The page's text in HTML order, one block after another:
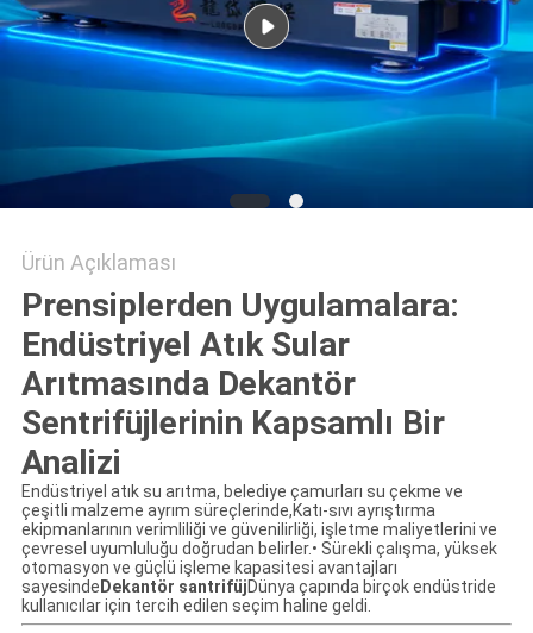
Ürün Açıklaması
Prensiplerden Uygulamalara:
Endüstriyel Atık Sular
Arıtmasında Dekantör
Sentrifüjlerinin Kapsamlı Bir
Analizi
Endüstriyel atık su arıtma, belediye çamurları su çekme ve
çeşitli malzeme ayrım süreçlerinde,Katı-sıvı ayrıştırma
ekipmanlarının verimliliği ve güvenilirliği, işletme maliyetlerini ve
çevresel uyumluluğu doğrudan belirler.• Sürekli çalışma, yüksek
otomasyon ve güçlü işleme kapasitesi avantajları
sayesinde Dekantör santrifüjDünya çapında birçok endüstride
kullanıcılar için tercih edilen seçim haline geldi.